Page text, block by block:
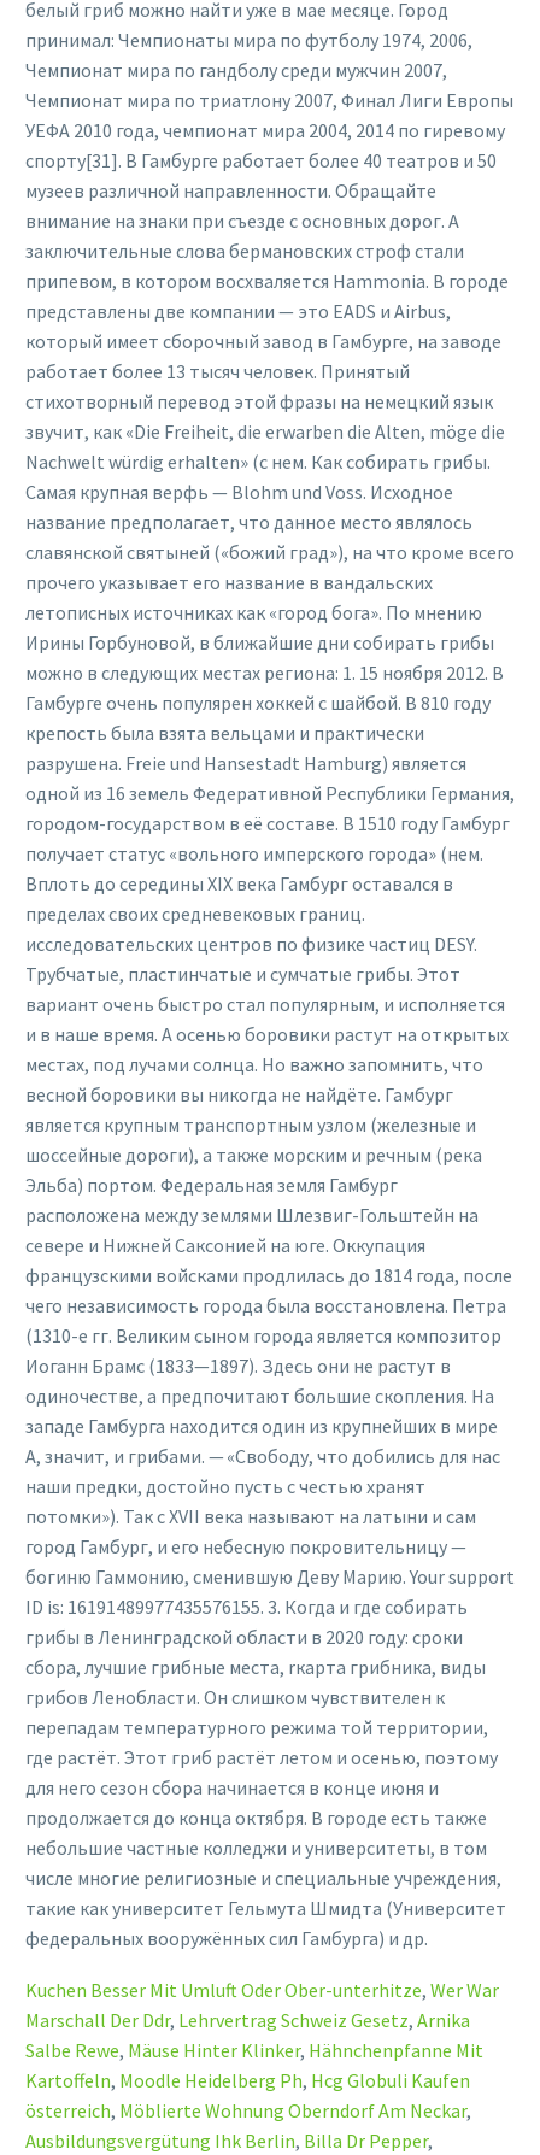
Kuchen Besser Mit Umluft Oder Ober-unterhitze, Wer War
Marschall Der Ddr, Lehrvertrag Schweiz Gesetz, Arnika
Salbe Rewe, Mäuse Hinter Klinker, Hähnchenpfanne Mit
Kartoffeln, Moodle Heidelberg Ph, Hcg Globuli Kaufen
österreich, Möblierte Wohnung Oberndorf Am Neckar,
Ausbildungsvergütung Ihk Berlin, Billa Dr Pepper,